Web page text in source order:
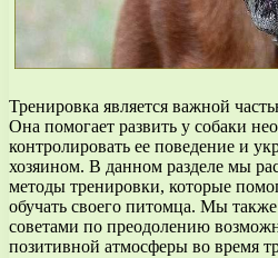
Тренировка является важной
Она помогает развить у собаки
контролировать ее поведение и
хозяином. В данном разделе мы
методы тренировки, которые
обучать своего питомца. Мы
советами по преодолению
позитивной атмосферы во время